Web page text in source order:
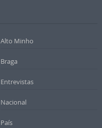
Alto Minho
Braga
Entrevistas
Nacional
País